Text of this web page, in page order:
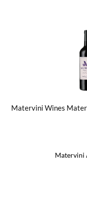
Matervini Wines
Matervini